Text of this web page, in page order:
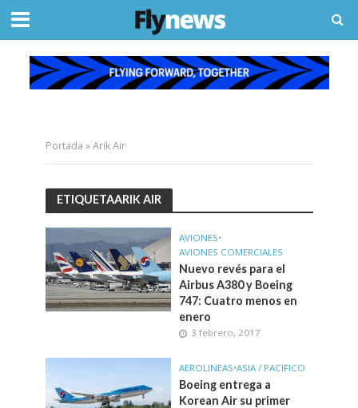
Portada »Arik Air
ETIQUETAARIK AIR
AVIONES•
AVIONES COMERCIALES
Nuevo revés para el
Airbus A380 y Boeing
747: Cuatro menos en
enero
3 febrero, 2017
AEROLINEAS•ASIA / PACIFICO
Boeing entrega a
Korean Air su primer